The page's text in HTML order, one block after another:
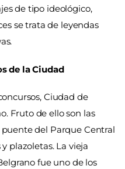
de tipo ideológico,
se trata de leyendas
de la Ciudad
Ciudad de
Fruto de ello son las
del Parque Central
plazoletas. La vieja
fue uno de los